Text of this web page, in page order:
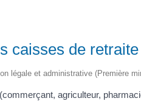
caisses de
légale et administrative (Première
agriculteur,